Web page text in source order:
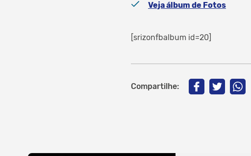
Veja álbum de Fotos
[srizonfbalbum id=20]
Compartilhe: